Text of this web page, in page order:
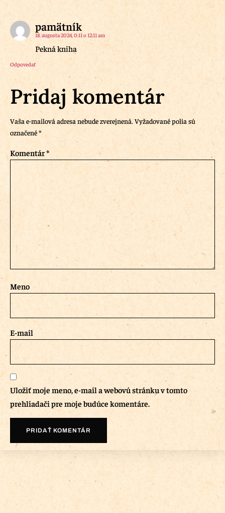
pamätník
18. augusta 2024, 0:11 o 12:11 am
Pekná kniha
Odpovedať
Pridaj komentár
Vaša e-mailová adresa nebude zverejnená. Vyžadované polia sú
označené*
Komentár*
Meno
E-mail
Uložiť moje meno, e-mail a webovú stránku v tomto
prehliadači pre moje budúce komentáre.